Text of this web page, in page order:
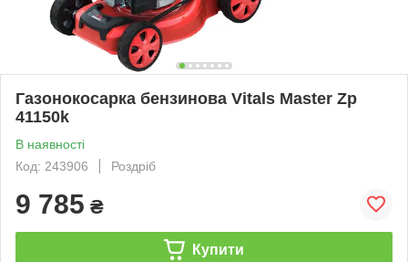
Газонокосарка бензинова Vitals Master Zp
41150k
В наявності
Код: 243906
Роздріб
9 785 ₴
Купити